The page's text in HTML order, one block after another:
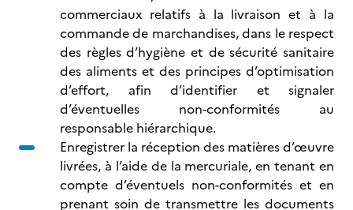
commerciaux relatifs à la livraison et à la
commande de marchandises, dans le respect
des règles d’hygiène et de sécurité sanitaire
des aliments et des principes d’optimisation
d’effort, afin d’identifier et signaler
d’éventuelles non-conformités au
responsable hiérarchique.
Enregistrer la réception des matières d’œuvre
livrées, à l’aide de la mercuriale, en tenant en
compte d’éventuels non-conformités et en
prenant soin de transmettre les documents